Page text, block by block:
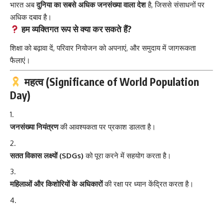
भारत अबदुनिया का सबसे अधिक जनसंख्या वाला देशहै, जिससे संसाधनों पर
अधिक दबाव है।
हम व्यक्तिगत रूप से क्या कर सकते हैं?
शिक्षा को बढ़ावा दें, परिवार नियोजन को अपनाएं, और समुदाय में जागरूकता
फैलाएं।
महत्व (Significance of World Population
Day)
जनसंख्या नियंत्रणकी आवश्यकता पर प्रकाश डालता है।
सतत विकास लक्ष्यों (SDGs) को पूरा करने में सहयोग करता है।
महिलाओं और किशोरियों के अधिकारोंकी रक्षा पर ध्यान केंद्रित करता है।